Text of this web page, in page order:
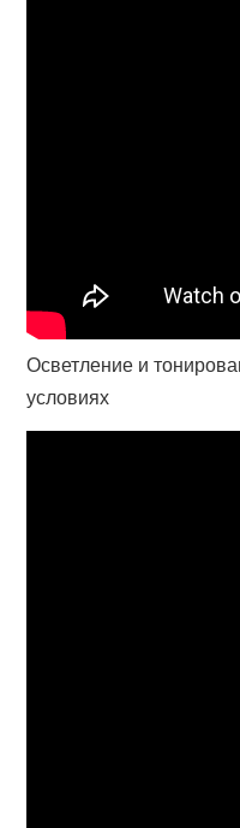
Осветление и
условиях